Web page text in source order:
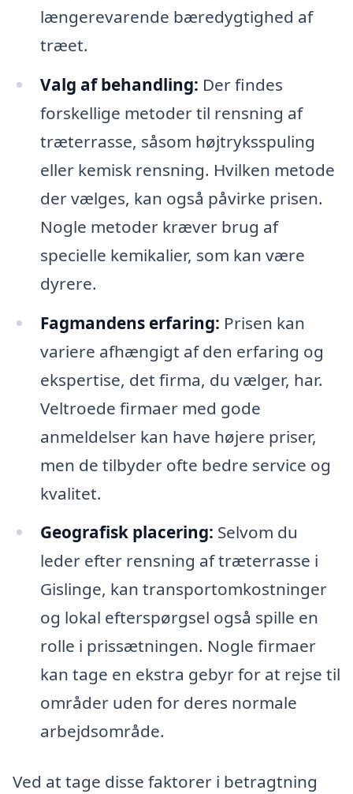
længerevarende bæredygtighed af
træet.
Valg af behandling: Der findes
forskellige metoder til rensning af
træterrasse, såsom højtryksspuling
eller kemisk rensning. Hvilken metode
der vælges, kan også påvirke prisen.
Nogle metoder kræver brug af
specielle kemikalier, som kan være
dyrere.
Fagmandens erfaring: Prisen kan
variere afhængigt af den erfaring og
ekspertise, det firma, du vælger, har.
Veltroede firmaer med gode
anmeldelser kan have højere priser,
men de tilbyder ofte bedre service og
kvalitet.
Geografisk placering: Selvom du
leder efter rensning af træterrasse i
Gislinge, kan transportomkostninger
og lokal efterspørgsel også spille en
rolle i prissætningen. Nogle firmaer
kan tage en ekstra gebyr for at rejse til
områder uden for deres normale
arbejdsområde.
Ved at tage disse faktorer i betragtning